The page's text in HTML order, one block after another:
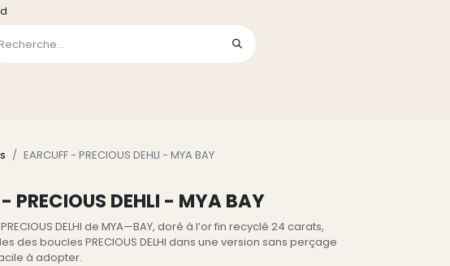
EARCUFF - PRECIOUS DEHLI - MYA BAY
- PRECIOUS DEHLI - MYA BAY
DELHI de MYA—BAY, doré à l’or fin recyclé 24 carats,
des boucles PRECIOUS DELHI dans une version sans perçage
à adopter.